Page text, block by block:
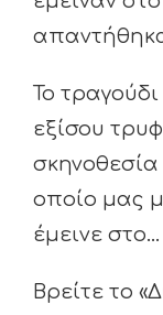
Το
εξίσου
οποίο μας
έμεινε
Βρείτε το